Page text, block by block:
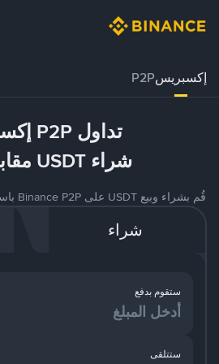
إكسبريسP2P
تداول P2P إكسبريس
شراء USDT مقابل BDT
قُم بشراء وبيع USDT على Binance P2P باستخدام العديد من طرق الدفع
شراء
ستقوم بدفع
ستتلقى